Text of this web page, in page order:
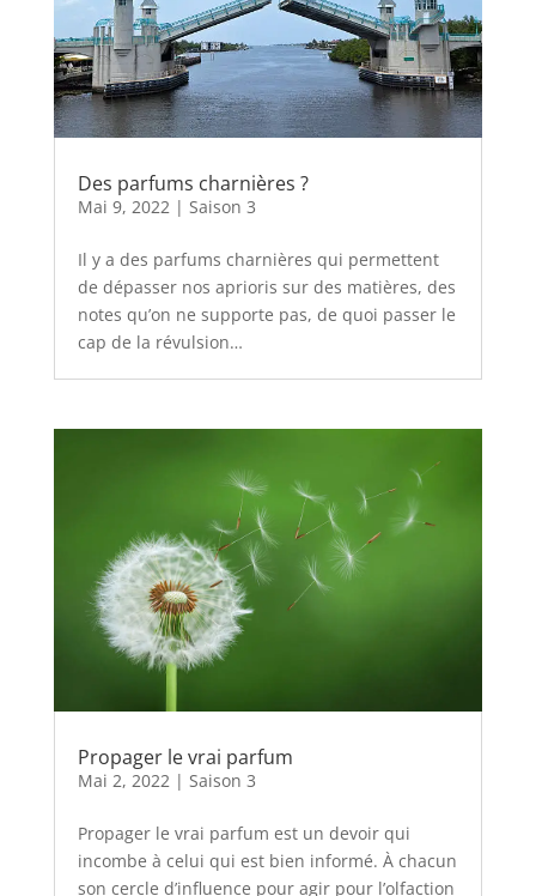
Des parfums charnières ?
Mai 9, 2022 | Saison 3
Il y a des parfums charnières qui permettent
de dépasser nos aprioris sur des matières, des
notes qu’on ne supporte pas, de quoi passer le
cap de la révulsion…
Propager le vrai parfum
Mai 2, 2022 | Saison 3
Propager le vrai parfum est un devoir qui
incombe à celui qui est bien informé. À chacun
son cercle d’influence pour agir pour l’olfaction